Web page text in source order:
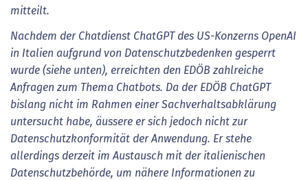
mitteilt.
Nachdem der Chatdienst ChatGPT des US-Konzerns OpenAI
in Italien aufgrund von Datenschutzbedenken gesperrt
wurde (siehe unten), erreichten den EDÖB zahlreiche
Anfragen zum Thema Chatbots. Da der EDÖB ChatGPT
bislang nicht im Rahmen einer Sachverhaltsabklärung
untersucht habe, äussere er sich jedoch nicht zur
Datenschutzkonformität der Anwendung. Er stehe
allerdings derzeit im Austausch mit der italienischen
Datenschutzbehörde, um nähere Informationen zu